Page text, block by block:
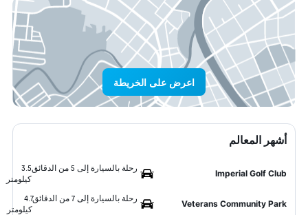
اعرض على الخريطة
أشهر المعالم
Imperial Golf Club
رحلة بالسيارة إلى 5 من الدقائق
3.5
كيلومتر
Veterans Community Park
رحلة بالسيارة إلى 7 من الدقائق
4.7
كيلومتر